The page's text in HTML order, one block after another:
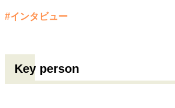
#インタビュー
Key person